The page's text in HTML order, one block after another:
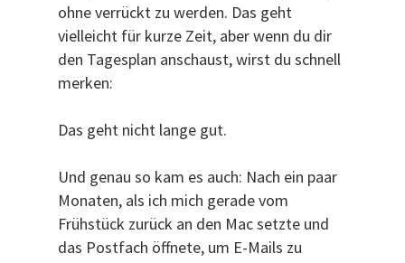
ohne verrückt zu werden. Das geht
vielleicht für kurze Zeit, aber wenn du dir
den Tagesplan anschaust, wirst du schnell
merken:
Das geht nicht lange gut.
Und genau so kam es auch: Nach ein paar
Monaten, als ich mich gerade vom
Frühstück zurück an den Mac setzte und
das Postfach öffnete, um E-Mails zu